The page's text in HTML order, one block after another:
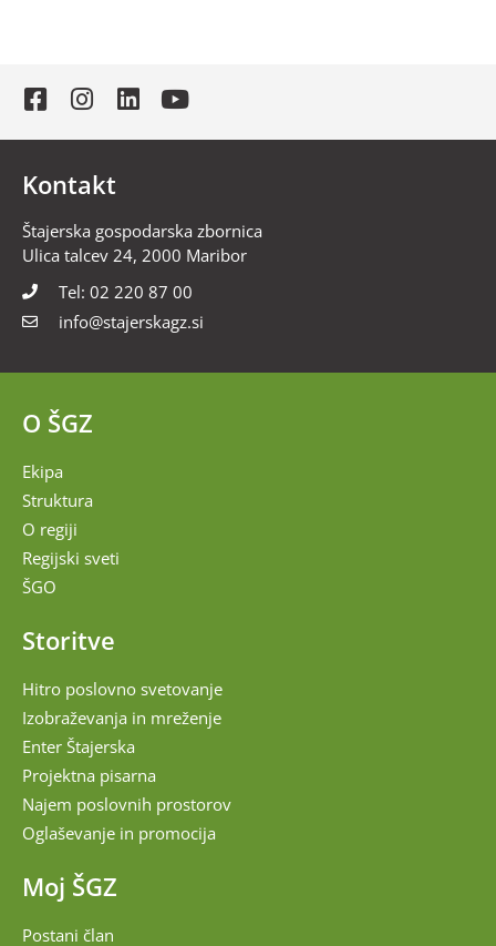
Kontakt
Štajerska gospodarska zbornica
Ulica talcev 24, 2000 Maribor
Tel: 02 220 87 00
info@stajerskagz.si
O ŠGZ
Ekipa
Struktura
O regiji
Regijski sveti
ŠGO
Storitve
Hitro poslovno svetovanje
Izobraževanja in mreženje
Enter Štajerska
Projektna pisarna
Najem poslovnih prostorov
Oglaševanje in promocija
Moj ŠGZ
Postani član